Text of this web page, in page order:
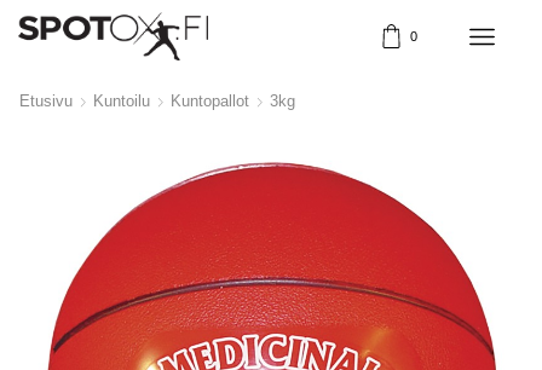
0
Etusivu Kuntoilu Kuntopallot 3kg